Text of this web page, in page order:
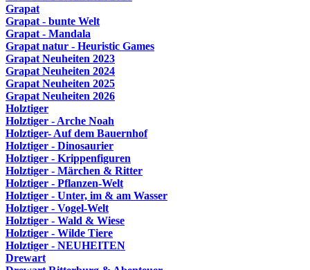
Grapat
Grapat - bunte Welt
Grapat - Mandala
Grapat natur - Heuristic Games
Grapat Neuheiten 2023
Grapat Neuheiten 2024
Grapat Neuheiten 2025
Grapat Neuheiten 2026
Holztiger
Holztiger - Arche Noah
Holztiger- Auf dem Bauernhof
Holztiger - Dinosaurier
Holztiger - Krippenfiguren
Holztiger - Märchen & Ritter
Holztiger - Pflanzen-Welt
Holztiger - Unter, im & am Wasser
Holztiger - Vogel-Welt
Holztiger - Wald & Wiese
Holztiger - Wilde Tiere
Holztiger - NEUHEITEN
Drewart